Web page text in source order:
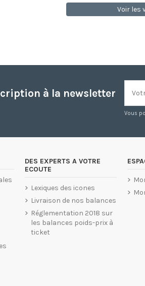
Voir les
à la newsletter
Vous
DES EXPERTS A VOTRE
ECOUTE
Lexiques des icones
Livraison de nos balances
Réglementation 2018 sur
les balances poids-prix à
ticket